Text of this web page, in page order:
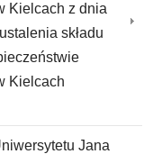
Kielcach z dnia
składu
Kielcach
Jana